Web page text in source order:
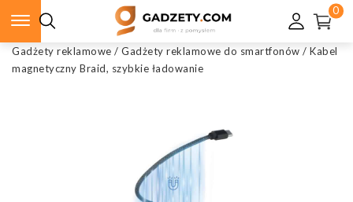
0
Gadżety reklamowe / Gadżety reklamowe do smartfonów / Kabel
magnetyczny Braid, szybkie ładowanie